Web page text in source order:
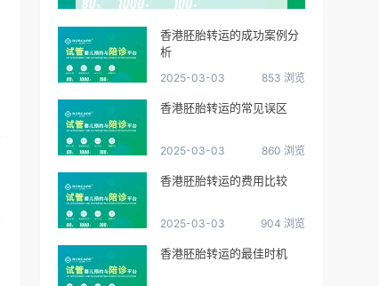
香港胚胎转运的成功案例分
析
2025-03-03 853 浏览
香港胚胎转运的常见误区
2025-03-03 860 浏览
香港胚胎转运的费用比较
2025-03-03 904 浏览
香港胚胎转运的最佳时机